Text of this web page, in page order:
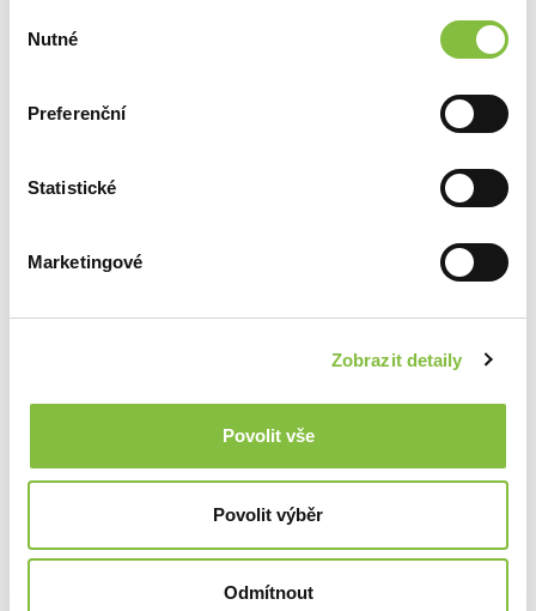
souhlasu
Nutné
Preferenční
Statistické
Marketingové
Zobrazit detaily
Povolit vše
Povolit výběr
Odmítnout